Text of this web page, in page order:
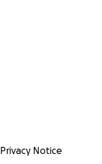
Privacy Notice